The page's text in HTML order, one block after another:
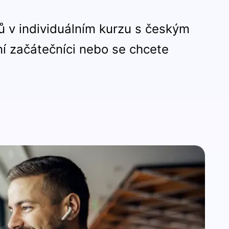
v individuálním kurzu s českým
začátečníci nebo se chcete